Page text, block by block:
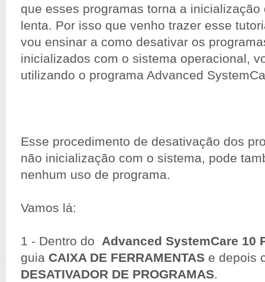
que esses programas torna a
lenta. Por isso que venho trazer esse
vou ensinar a como desativar os
inicializados com o sistema operacional,
utilizando o programa Advanced
Esse procedimento de desativação dos
não inicialização com o sistema, pode
nenhum uso de programa.
Vamos lá:
1 - Dentro do Advanced SystemCare 10
guia CAIXA DE FERRAMENTAS e depois
DESATIVADOR DE PROGRAMAS.